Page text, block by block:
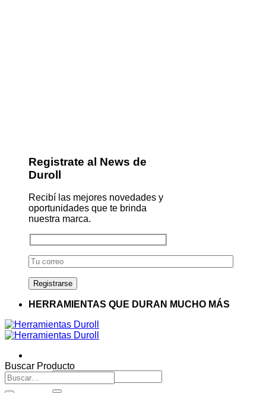
Registrate al News de
Duroll
Recibí las mejores novedades y
oportunidades que te brinda
nuestra marca.
HERRAMIENTAS QUE DURAN MUCHO MÁS
Buscar
por:
Buscar Producto
Buscar
por: